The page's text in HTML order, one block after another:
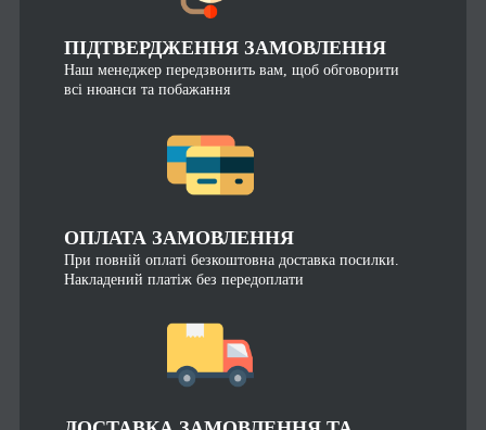
ПІДТВЕРДЖЕННЯ ЗАМОВЛЕННЯ
Наш менеджер передзвонить вам, щоб обговорити
всі нюанси та побажання
ОПЛАТА ЗАМОВЛЕННЯ
При повній оплаті безкоштовна доставка посилки.
Накладений платіж без передоплати